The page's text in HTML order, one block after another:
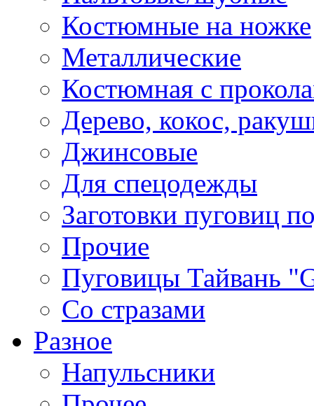
Костюмные на ножке
Металлические
Костюмная с
Дерево, кокос,
Джинсовые
Для спецодежды
Заготовки пуговиц
Прочие
Пуговицы Тайвань
Со стразами
Разное
Напульсники